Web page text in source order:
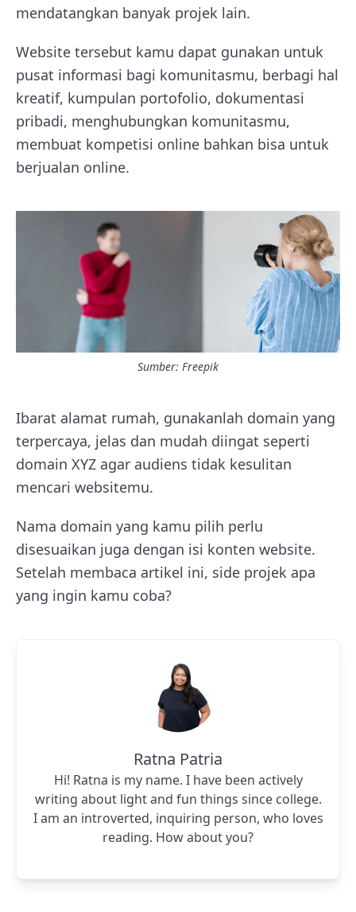
mendatangkan banyak projek lain.
Website tersebut kamu dapat gunakan untuk
pusat informasi bagi komunitasmu, berbagi hal
kreatif, kumpulan portofolio, dokumentasi
pribadi, menghubungkan komunitasmu,
membuat kompetisi online bahkan bisa untuk
berjualan online.
Sumber: Freepik
Ibarat alamat rumah, gunakanlah domain yang
terpercaya, jelas dan mudah diingat seperti
domain XYZ agar audiens tidak kesulitan
mencari websitemu.
Nama domain yang kamu pilih perlu
disesuaikan juga dengan isi konten website.
Setelah membaca artikel ini, side projek apa
yang ingin kamu coba?
Ratna Patria
Hi! Ratna is my name. I have been actively
writing about light and fun things since college.
I am an introverted, inquiring person, who loves
reading. How about you?